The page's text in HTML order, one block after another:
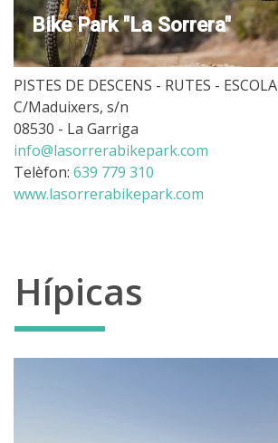
Bike Park "La Sorrera"
PISTES DE DESCENS - RUTES - ESCOLA
C/Maduixers, s/n
08530 - La Garriga
info@lasorrerabikepark.com
Telèfon: 639 779 310
www.lasorrerabikepark.com
Hípicas